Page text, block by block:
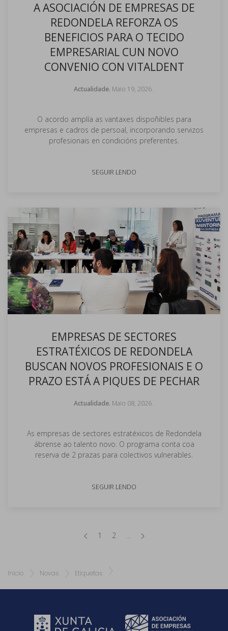
A ASOCIACIÓN DE EMPRESAS DE
REDONDELA REFORZA OS
BENEFICIOS PARA O TECIDO
EMPRESARIAL CUN NOVO
CONVENIO CON VITALDENT
Actualidade. Maio 19, 2026.
O acordo amplía as vantaxes dispoñibles para
empresas e cadros de persoal, incorporando servizos
profesionais en condicións preferentes.
SEGUIR LENDO
EMPRESAS DE SECTORES
ESTRATÉXICOS DE REDONDELA
BUSCAN NOVOS PROFESIONAIS E O
PRAZO ESTÁ A PIQUES DE PECHAR
Actualidade. Maio 08, 2026.
As empresas de sectores estratéxicos de Redondela
ábrense ao talento novo. O programa conta coa
reserva de 2 prazas para colectivos vulnerables.
SEGUIR LENDO
1 2
Inicio Novas Etiquetas